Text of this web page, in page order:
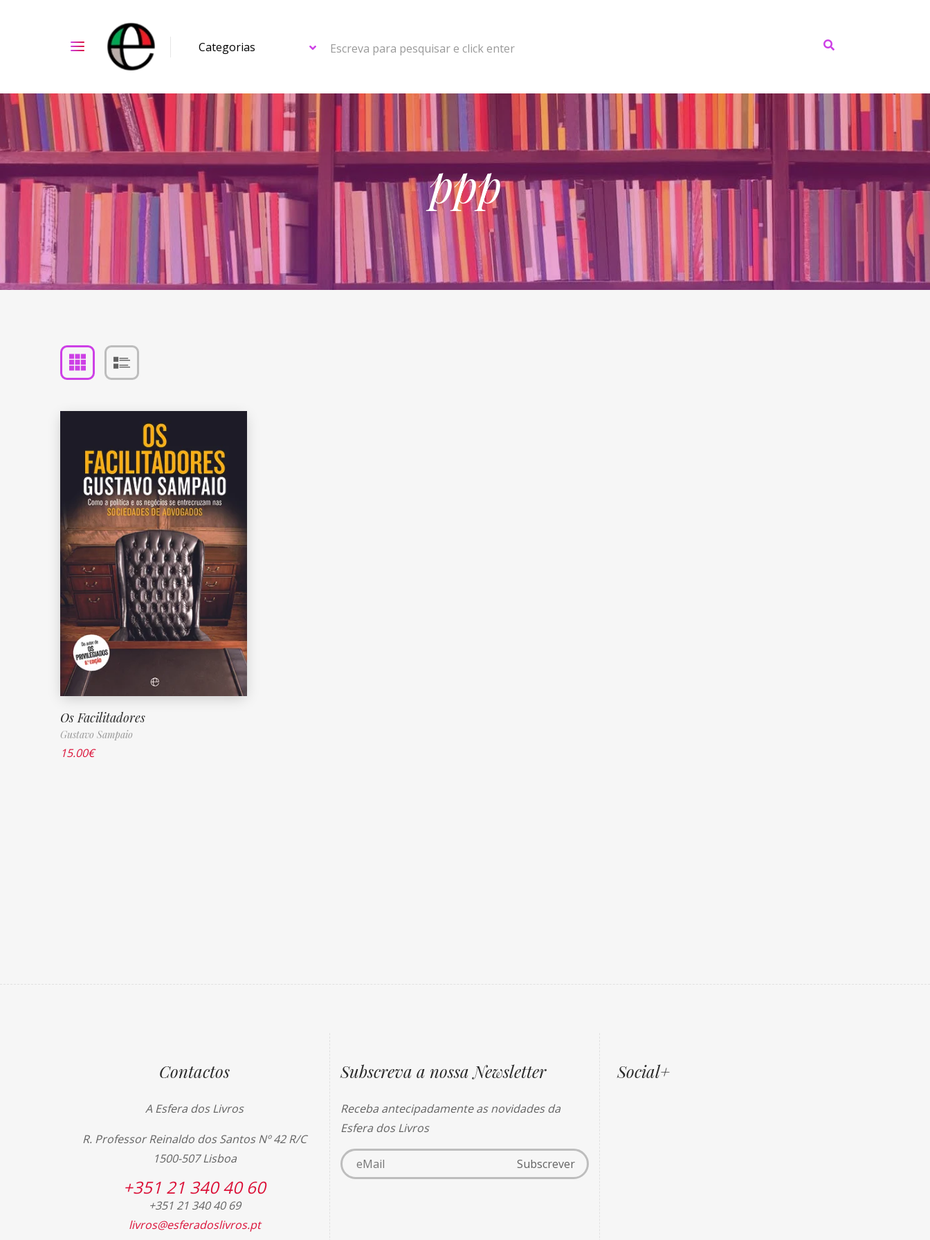
Escreva para pesquisar e click enter
ppp
Os Facilitadores
Gustavo Sampaio
15.00€
Contactos
A Esfera dos Livros
R. Professor Reinaldo dos Santos Nº 42 R/C
1500-507 Lisboa
+351 21 340 40 60
+351 21 340 40 69
livros@esferadoslivros.pt
Subscreva a nossa Newsletter
Receba antecipadamente as novidades da
Esfera dos Livros
Social+